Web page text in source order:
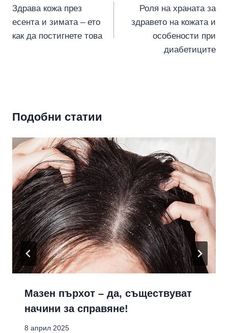
Здрава кожа през
есента и зимата – ето
как да постигнете това
Роля на храната за
здравето на кожата и
особености при
диабетиците
Подобни статии
Мазен пърхот – да, съществуват
начини за справяне!
8 април 2025